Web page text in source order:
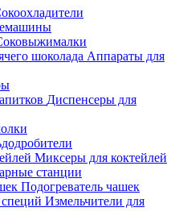
Аппараты для
Диспенсеры для
Миксеры для коктейлей
станции
Подогреватель чашек
Измельчители для